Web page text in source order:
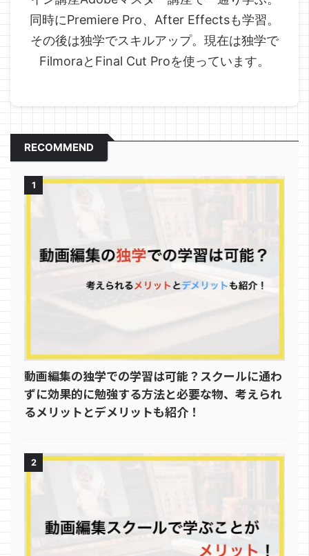
同時にPremiere Pro、After Effectsも学習。
その後は独学でスキルアップ。現在は独学で
FilmoraとFinal Cut Proを使っています。
RECOMMEND
1
動画編集の独学での学習は可能？スクールに通わ
ずに効果的に勉強する方法と必要な物、考えられ
るメリットとデメリットも紹介！
2